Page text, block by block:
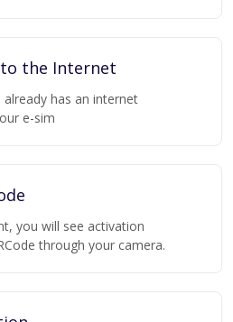
to the Internet
has an internet
e-sim
you will see activation
through your camera.